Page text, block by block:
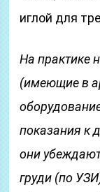
иглой для
На практике
(имеющие в
показания к
они
груди (по